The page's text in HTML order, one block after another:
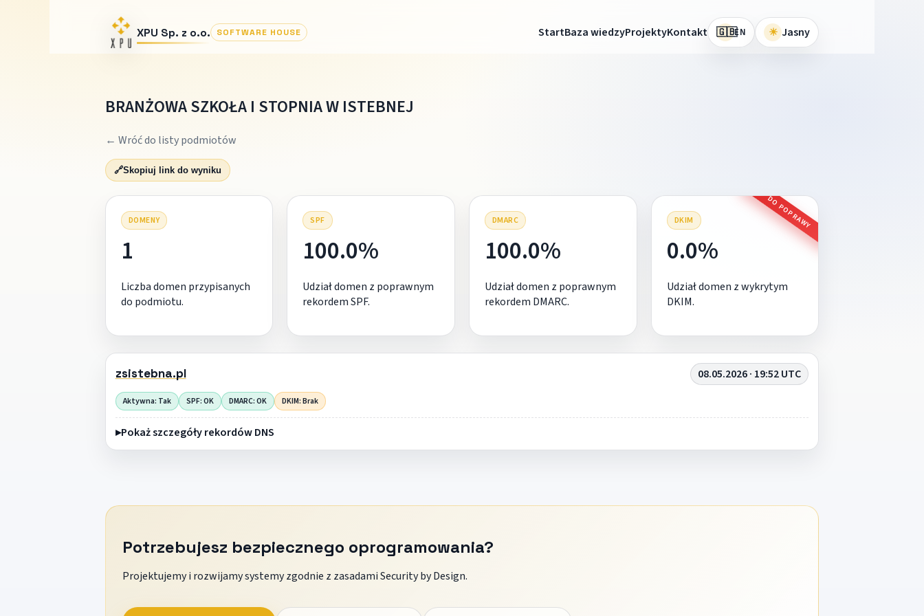
XPU Sp. z o.o. SOFTWARE HOUSE StartBaza wiedzyProjektyKontakt 🇬🇧EN ☀ Jasny
BRANŻOWA SZKOŁA I STOPNIA W ISTEBNEJ
← Wróć do listy podmiotów
🔗Skopiuj link do wyniku
DOMENY
1
Liczba domen przypisanych
do podmiotu.
SPF
100.0%
Udział domen z poprawnym
rekordem SPF.
DMARC
100.0%
Udział domen z poprawnym
rekordem DMARC.
DKIM DO POPRAWY
0.0%
Udział domen z wykrytym
DKIM.
zsistebna.pl 08.05.2026 · 19:52 UTC
Aktywna: Tak SPF: OK DMARC: OK DKIM: Brak
Pokaż szczegóły rekordów DNS
Potrzebujesz bezpiecznego oprogramowania?
Projektujemy i rozwijamy systemy zgodnie z zasadami Security by Design.